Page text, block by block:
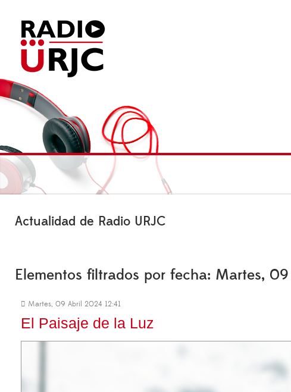
Actualidad de Radio URJC
Elementos filtrados por fecha: Martes,
Martes, 09 Abril 2024 12:41
El Paisaje de la Luz